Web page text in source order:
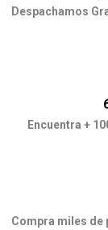
Despachamos
Encuentra +
Compra miles